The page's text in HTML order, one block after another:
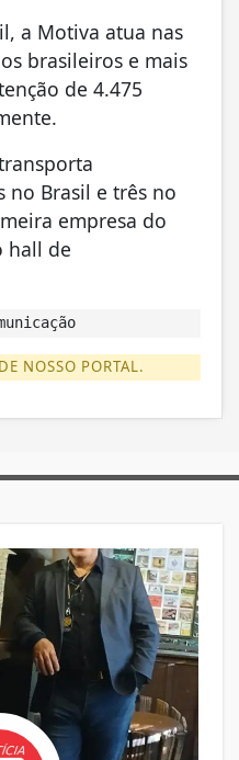
a Motiva atua nas
brasileiros e mais
de 4.475
no Brasil e três no
empresa do
hall de
NOSSO PORTAL.